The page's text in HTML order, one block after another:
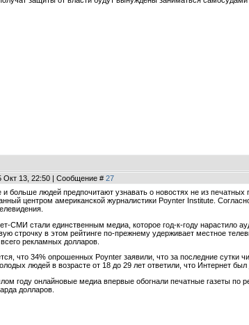
Окт 13, 22:50 | Сообщение # 27
больше людей предпочитают узнавать о новостях не из печатных
центром американской журналистики Poynter Institute.
СМИ стали единственным медиа, которое год-к-году нарастило
строчку в этом рейтинге по-прежнему удерживает местное
рекламных долларов.
что 34% опрошенных Poynter заявили, что за последние сутки
людей в возрасте от 18 до 29 лет ответили, что Интернет
году онлайновые медиа впервые обогнали печатные газеты по
долларов.